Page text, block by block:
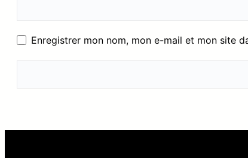
Enregistrer mon nom, mon e-mail et mon site